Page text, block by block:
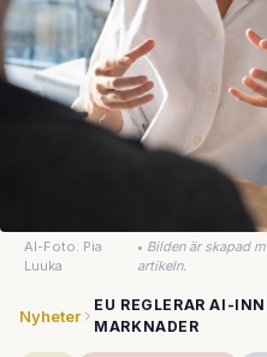
AI-Foto: Pia
Luuka
• Bilden är skapad
artikeln.
Nyheter
EU REGLERAR AI-
MARKNADER